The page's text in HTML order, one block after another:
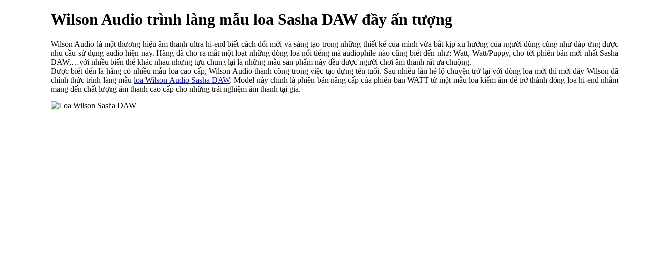
Wilson Audio trình làng mẫu loa Sasha DAW đầy ấn tượng
Wilson Audio là một thương hiệu âm thanh ultra hi-end biết cách đổi mới và sáng tạo trong những thiết kế của mình vừa bắt kịp xu hướng của người dùng cũng như đáp ứng được
nhu cầu sử dụng audio hiện nay. Hãng đã cho ra mắt một loạt những dòng loa nổi tiếng mà audiophile nào cũng biết đến như: Watt, Watt/Puppy, cho tới phiên bản mới nhất Sasha
DAW,…với nhiều biến thể khác nhau nhưng tựu chung lại là những mẫu sản phẩm này đều được người chơi âm thanh rất ưa chuộng.
Được biết đến là hãng có nhiều mẫu loa cao cấp, Wilson Audio thành công trong việc tạo dựng tên tuổi. Sau nhiều lần hé lộ chuyện trở lại với dòng loa mới thì mới đây Wilson đã
chính thức trình làng mẫuloa Wilson Audio Sasha DAW. Model này chính là phiên bản nâng cấp của phiên bản WATT từ một mẫu loa kiểm âm để trở thành dòng loa hi-end nhằm
mang đến chất lượng âm thanh cao cấp cho những trải nghiệm âm thanh tại gia.